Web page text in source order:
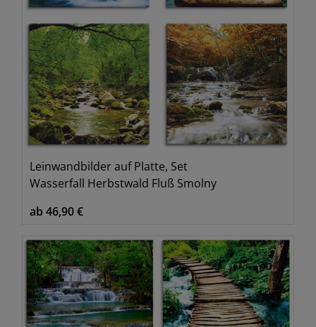
Leinwandbilder auf Platte, Set
Wasserfall Herbstwald Fluß Smolny
ab 46,90 €